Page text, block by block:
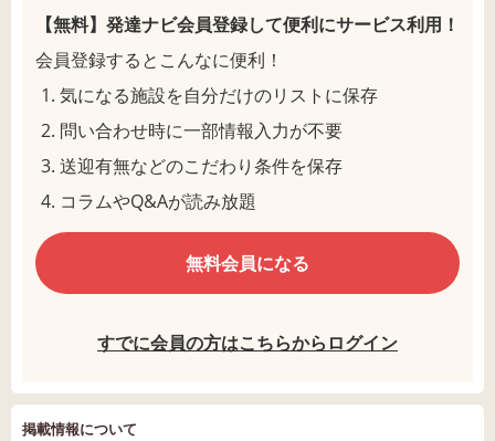
【無料】発達ナビ会員登録して便利にサービス利用！
会員登録するとこんなに便利！
気になる施設を自分だけのリストに保存
問い合わせ時に一部情報入力が不要
送迎有無などのこだわり条件を保存
コラムやQ&Aが読み放題
無料会員になる
すでに会員の方はこちらからログイン
掲載情報について